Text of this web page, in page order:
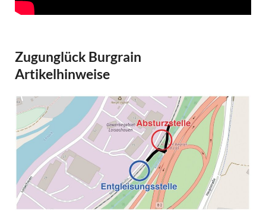
Zugunglück Burgrain
Artikelhinweise